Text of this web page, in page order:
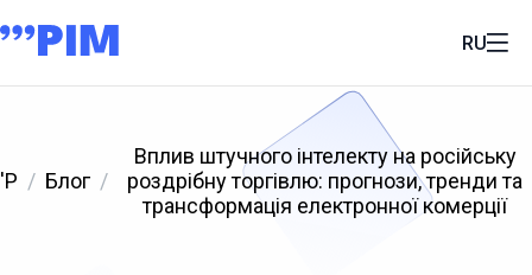
RU
'P Блог
Вплив штучного інтелекту на російську
роздрібну торгівлю: прогнози, тренди та
трансформація електронної комерції